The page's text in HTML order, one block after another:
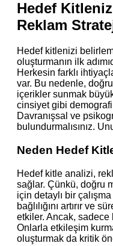
Hedef
Reklam
Hedef kitlenizi
oluşturmanın ilk
Herkesin farklı
var. Bu nedenle,
içerikler sunmak
cinsiyet gibi
Davranışsal ve
bulundurmalısınız.
Neden Hedef
Hedef kitle analizi,
sağlar. Çünkü, doğru
için detaylı bir
bağlılığını artırır ve
etkiler. Ancak,
Onlarla etkileşim
oluşturmak da kritik